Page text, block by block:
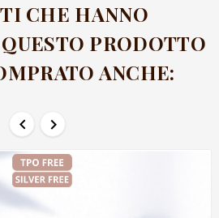
CHE HANNO
PRODOTTO
ANCHE:
 